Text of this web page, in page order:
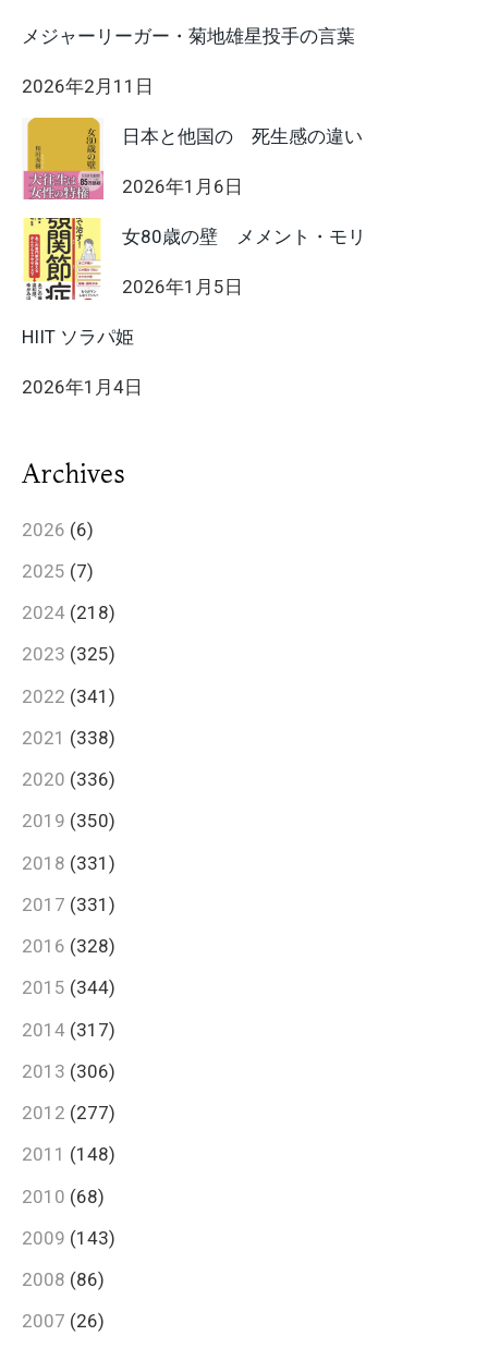
メジャーリーガー・菊地雄星投手の言葉
2026年2月11日
日本と他国の 死生感の違い
2026年1月6日
女80歳の壁 メメント・モリ
2026年1月5日
HIIT ソラパ姫
2026年1月4日
Archives
2026 (6)
2025 (7)
2024 (218)
2023 (325)
2022 (341)
2021 (338)
2020 (336)
2019 (350)
2018 (331)
2017 (331)
2016 (328)
2015 (344)
2014 (317)
2013 (306)
2012 (277)
2011 (148)
2010 (68)
2009 (143)
2008 (86)
2007 (26)